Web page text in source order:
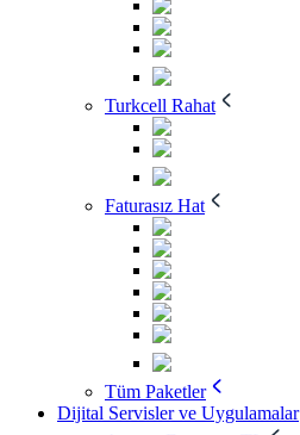
Turkcell Rahat
Faturasız Hat
Tüm Paketler
Dijital Servisler ve Uygulamalar